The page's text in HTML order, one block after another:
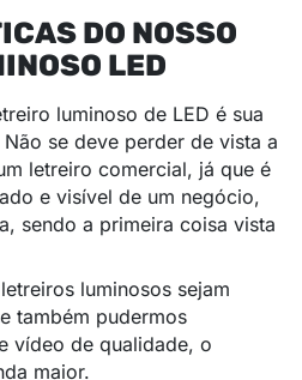
DO NOSSO
LED
luminoso de LED é sua
se deve perder de vista a
letreiro comercial, já que é
e visível de um negócio,
sendo a primeira coisa vista
luminosos sejam
também pudermos
vídeo de qualidade, o
maior.